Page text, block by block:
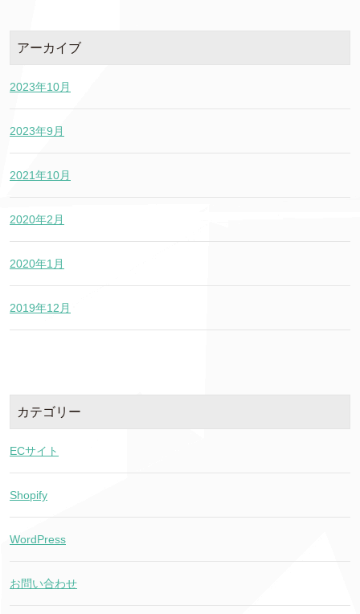
アーカイブ
2023年10月
2023年9月
2021年10月
2020年2月
2020年1月
2019年12月
カテゴリー
ECサイト
Shopify
WordPress
お問い合わせ